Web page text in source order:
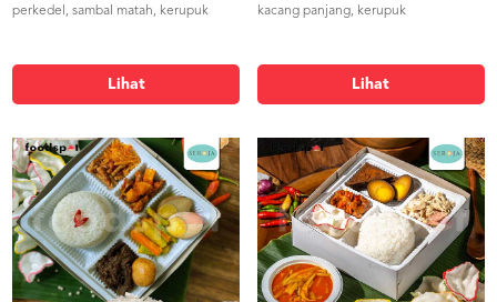
perkedel, sambal matah, kerupuk
Lihat
kacang panjang, kerupuk
Lihat